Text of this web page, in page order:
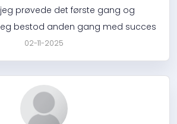
prøvede det første gang og
bestod anden gang med succes
02-11-2025